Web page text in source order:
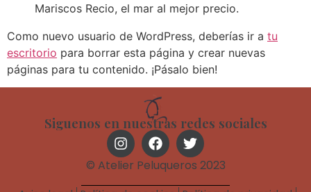
Mariscos Recio, el mar al mejor precio.
Como nuevo usuario de WordPress, deberías ir a tu
escritorio para borrar esta página y crear nuevas
páginas para tu contenido. ¡Pásalo bien!
Siguenos en nuestras redes sociales
© Atelier Peluqueros 2023